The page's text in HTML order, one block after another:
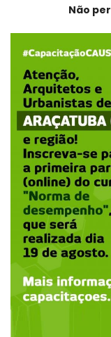
Não